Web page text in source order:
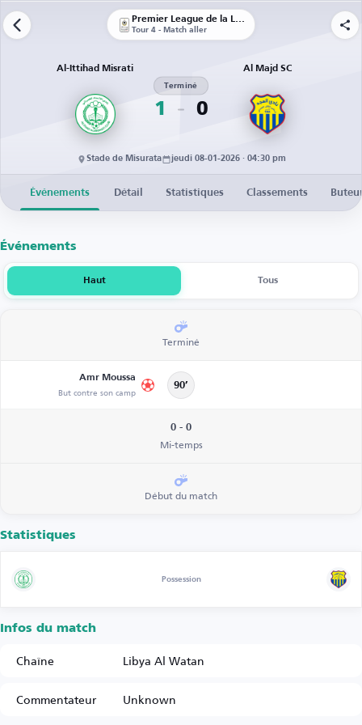
Premier League de la Libye
Tour 4 - Match aller
Al-Ittihad Misrati
1
Terminé
0
Al Majd SC
Stade de Misurata jeudi 08-01-2026 · 04:30 pm
Événements Détail Statistiques Classements
Événements
Haut Tous
Terminé
Amr Moussa
But contre son camp 90’
0 - 0
Mi-temps
Début du match
Statistiques
Possession
Infos du match
Chaîne
Libya Al Watan
Commentateur
Unknown